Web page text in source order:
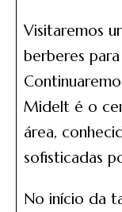
Visitaremos
berberes
Midelt é o
área,
sofisticadas
No início da